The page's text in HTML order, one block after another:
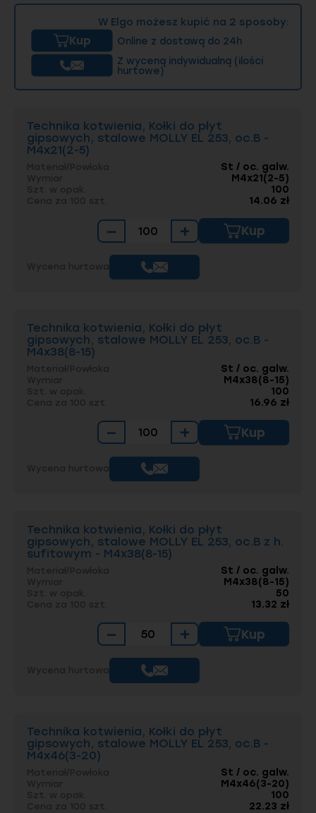
W Elgo możesz kupić na 2 sposoby:
Kup
Online z dostawą do 24h
Z wyceną indywidualną (ilości
hurtowe)
Technika kotwienia, Kołki do płyt
gipsowych, stalowe MOLLY EL 253, oc.B -
M4x21(2-5)
St / oc. galw.
M4x21(2-5)
100
14.06 zł
− + Kup
Technika kotwienia, Kołki do płyt
gipsowych, stalowe MOLLY EL 253, oc.B -
M4x38(8-15)
St / oc. galw.
M4x38(8-15)
100
16.96 zł
− + Kup
Technika kotwienia, Kołki do płyt
gipsowych, stalowe MOLLY EL 253, oc.B z h.
sufitowym - M4x38(8-15)
St / oc. galw.
M4x38(8-15)
50
13.32 zł
− + Kup
Technika kotwienia, Kołki do płyt
gipsowych, stalowe MOLLY EL 253, oc.B -
M4x46(3-20)
St / oc. galw.
M4x46(3-20)
100
22.23 zł